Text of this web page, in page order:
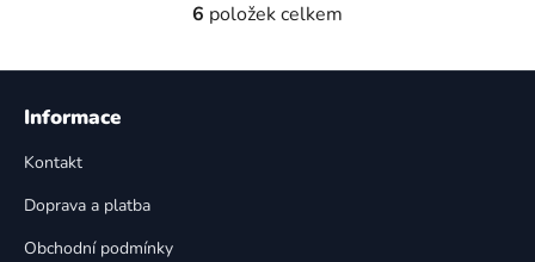
O
l
6 položek celkem
Z
Informace
Kontakt
Doprava a platba
Obchodní podmínky